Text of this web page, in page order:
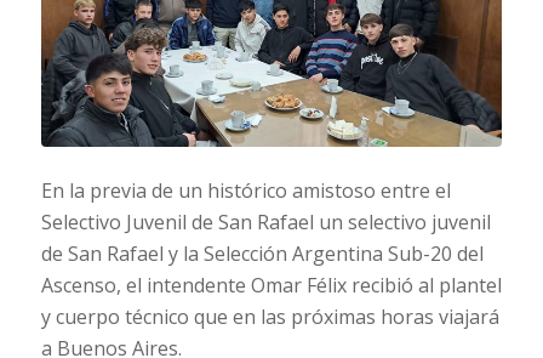
En la previa de un histórico amistoso entre el
Selectivo Juvenil de San Rafael un selectivo juvenil
de San Rafael y la Selección Argentina Sub-20 del
Ascenso, el intendente Omar Félix recibió al plantel
y cuerpo técnico que en las próximas horas viajará
a Buenos Aires.